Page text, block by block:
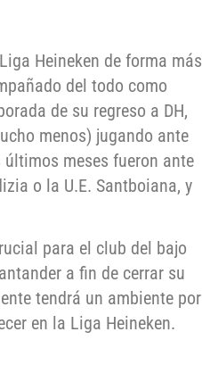
Heineken de forma más
del todo como
de su regreso a DH,
menos) jugando ante
meses fueron ante
o la U.E. Santboiana, y
para el club del bajo
a fin de cerrar su
tendrá un ambiente por
en la Liga Heineken.